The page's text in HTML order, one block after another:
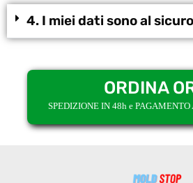
4. I miei dati sono al
ORDINA
SPEDIZIONE IN 48h e